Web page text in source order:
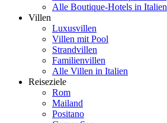
Alle Boutique-Hotels in Italien
Villen
Luxusvillen
Villen mit Pool
Strandvillen
Familienvillen
Alle Villen in Italien
Reiseziele
Rom
Mailand
Positano